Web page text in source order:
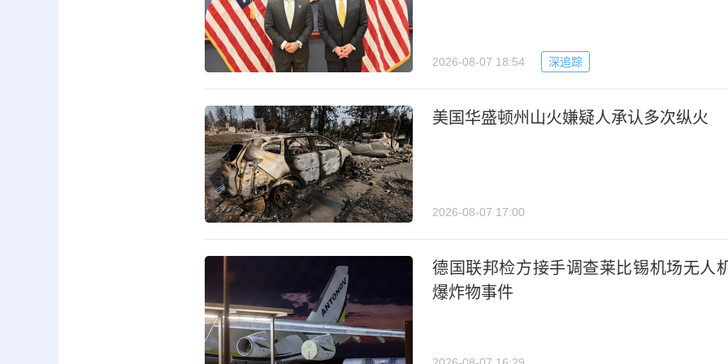
2026-08-07 18:54 深追踪
美国华盛顿州山火嫌疑人承认多次纵火
2026-08-07 17:00
德国联邦检方接手调查莱比锡机场无人
爆炸物事件